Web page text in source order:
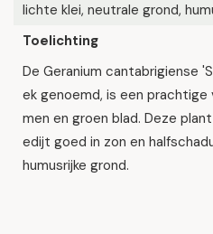
lichte klei, neutrale grond,
Toelichting
De Geranium cantabrigiense
ek genoemd, is een
men en groen blad. Deze
edijt goed in zon en
humusrijke grond.